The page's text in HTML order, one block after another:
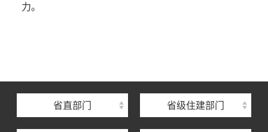
力。
省直部门 省级住建部门
湖北省住房保障中心
湖北省建设工程质量安全监督总站